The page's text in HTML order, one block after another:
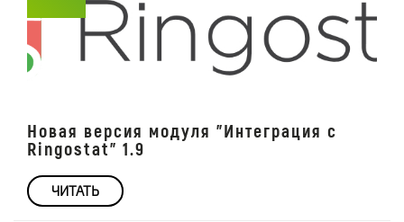
Новая версия модуля "Интеграция с
Ringostat" 1.9
ЧИТАТЬ